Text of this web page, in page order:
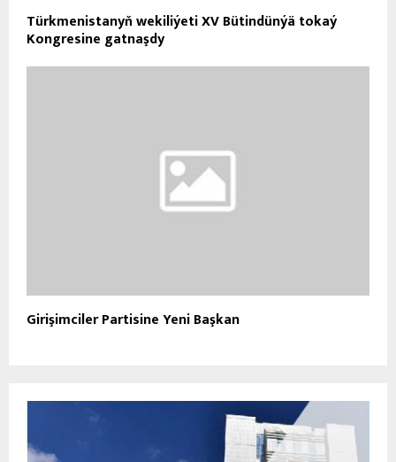
Türkmenistanyň wekiliýeti XV Bütindünýä tokaý
Kongresine gatnaşdy
Girişimciler Partisine Yeni Başkan